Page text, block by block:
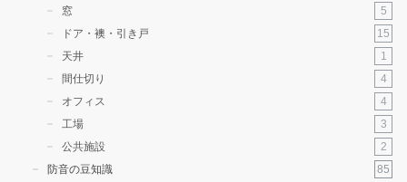
窓
5
ドア・襖・引き戸
15
天井
1
間仕切り
4
オフィス
4
工場
3
公共施設
2
防音の豆知識
85